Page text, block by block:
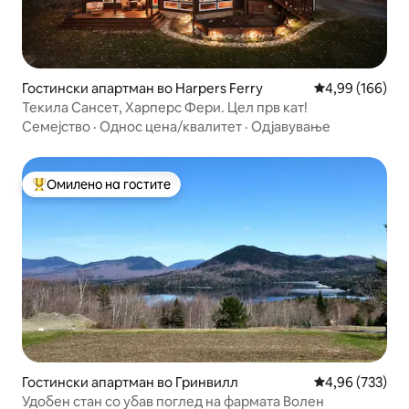
Гостински апартман во Harpers Ferry Просечна
4,99 (166)
Текила Сансет, Харперс Фери. Цел прв кат!
Семејство · Однос цена/квалитет · Одјавување
Меѓу најуспешните „Омилени на гостите“
Омилено на гостите
Гостински апартман во Гринвилл Просечна
4,96 (733)
Удобен стан со убав поглед на фармата Волен